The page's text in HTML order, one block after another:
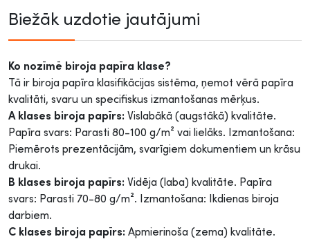
Biežāk uzdotie jautājumi
Ko nozīmē biroja papīra klase?
Tā ir biroja papīra klasifikācijas sistēma, ņemot vērā papīra
kvalitāti, svaru un specifiskus izmantošanas mērķus.
A klases biroja papīrs: Vislabākā (augstākā) kvalitāte.
Papīra svars: Parasti 80-100 g/m² vai lielāks. Izmantošana:
Piemērots prezentācijām, svarīgiem dokumentiem un krāsu
drukai.
B klases biroja papīrs: Vidēja (laba) kvalitāte. Papīra
svars: Parasti 70-80 g/m². Izmantošana: Ikdienas biroja
darbiem.
C klases biroja papīrs: Apmierinoša (zema) kvalitāte.